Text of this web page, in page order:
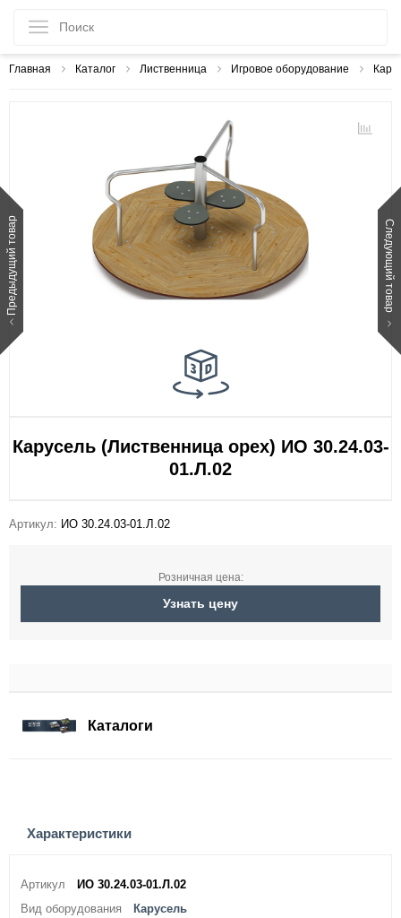
Главная Каталог Лиственница Игровое оборудование
Предыдущий товар Следующий товар
Карусель (Лиственница орех) ИО 30.24.03-
01.Л.02
Артикул: ИО 30.24.03-01.Л.02
Розничная цена:
Узнать цену
Каталоги
Характеристики
Артикул
ИО 30.24.03-01.Л.02
Вид оборудования
Карусель